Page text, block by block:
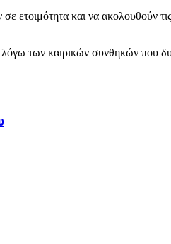
ετοιμότητα και να ακολουθούν
λόγω των καιρικών συνθηκών που